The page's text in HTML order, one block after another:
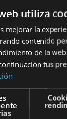
utiliza
mejorar la
contenido
de la
tus